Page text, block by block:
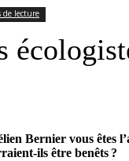
de lecture
Bernier vous êtes
ils être benêts ?